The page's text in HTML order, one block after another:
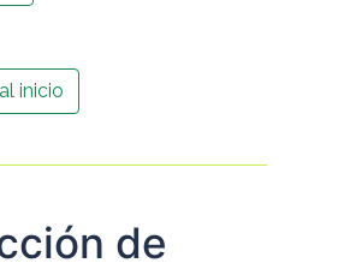
inicio
de